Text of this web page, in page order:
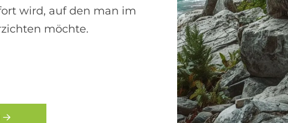
und
und
Schon an För­der­mit­tel ge­dacht?
Wer seine Heizung modernisiert, kann von staatlichen
Förderungen profitieren. Nutzen Sie die Chance und
sichern sich finanzielle Vorteile – unsere Energie-
Experten informieren und unterstützen Sie.
wird, auf den man im
möchte.